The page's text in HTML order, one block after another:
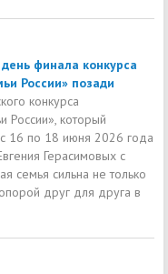
финала конкурса
России» позади
конкурса
России», который
16 по 18 июня 2026 года
Герасимовых с
семья сильна не только
друг для друга в